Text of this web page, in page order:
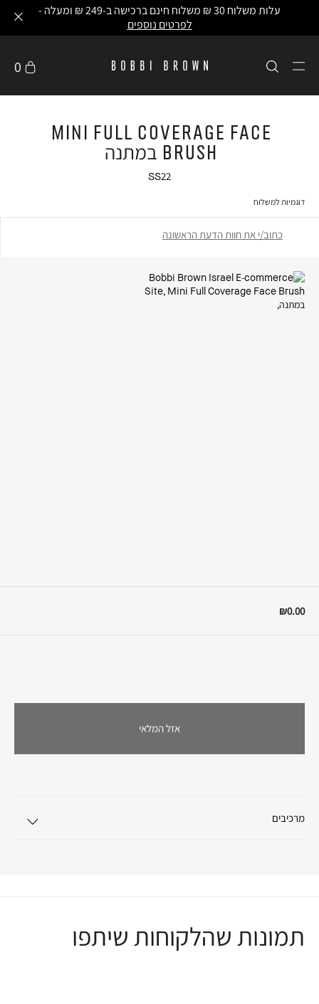
עלות משלוח 30 ₪ משלוח חינם ברכישה ב-249 ₪ ומעלה -
לפרטים נוספים
0
Mini Full Coverage Face
Brush במתנה
SS22
דוגמיות למשלוח
כתוב/י את חוות הדעת הראשונה
₪0.00
אזל המלאי
מרכיבים
תמונות שהלקוחות שיתפו